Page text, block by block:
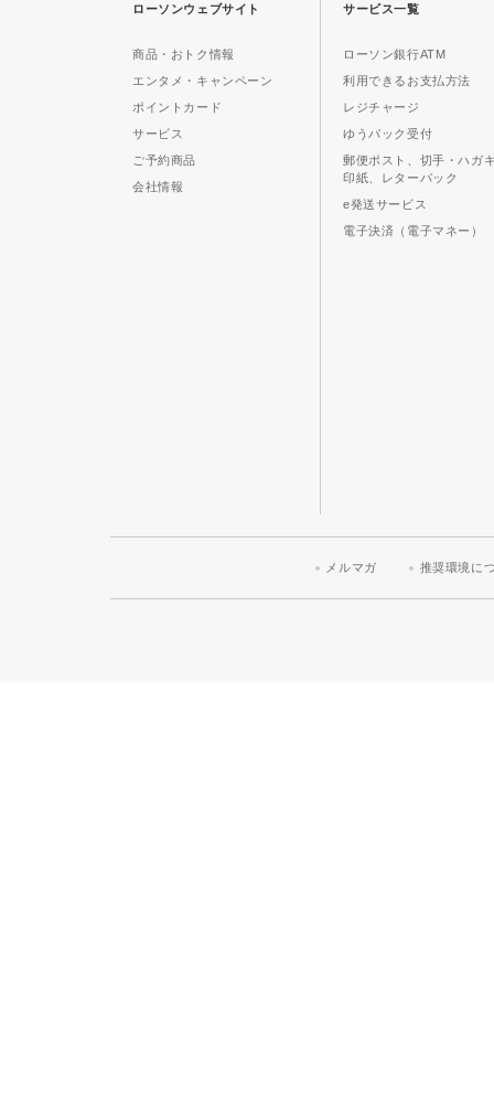
ローソンウェブサイト
商品・おトク情報
エンタメ・キャンペーン
ポイントカード
サービス
ご予約商品
会社情報
サービス一覧
ローソン銀行ATM
利用できるお支払方法
レジチャージ
ゆうパック受付
郵便ポスト、切手・ハガ
印紙、レターパック
e発送サービス
電子決済（電子マネー）
メルマガ 推奨環境に